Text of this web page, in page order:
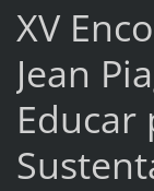
XV
Jean
Educar